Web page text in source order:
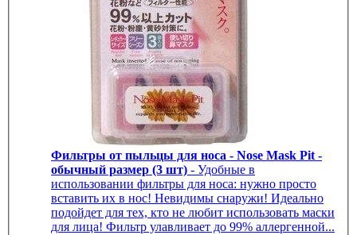
Фильтры от пыльцы для носа - Nose Mask Pit -
обычный размер (3 шт) - Удобные в
использовании фильтры для носа: нужно просто
вставить их в нос! Невидимы снаружи! Идеально
подойдет для тех, кто не любит использовать маски
для лица! Фильтр улавливает до 99% аллергенной...